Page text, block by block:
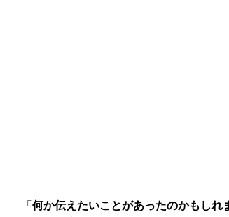
「 何か伝えたいことがあったのかもしれ